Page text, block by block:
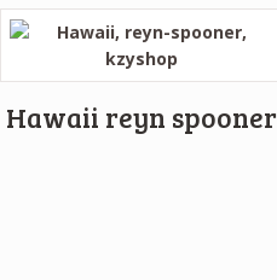
Hawaii reyn spooner